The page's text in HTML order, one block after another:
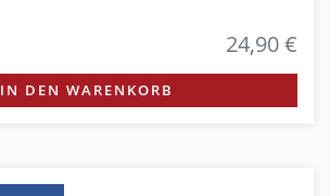
24,90 €
IN DEN WARENKORB